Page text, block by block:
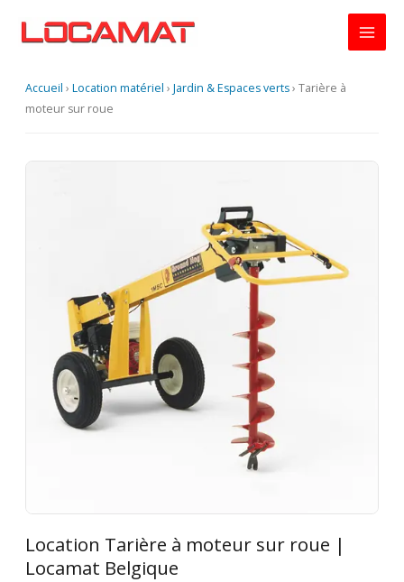
Accueil › Location matériel › Jardin & Espaces verts› Tarière à
moteur sur roue
Location Tarière à moteur sur roue |
Locamat Belgique